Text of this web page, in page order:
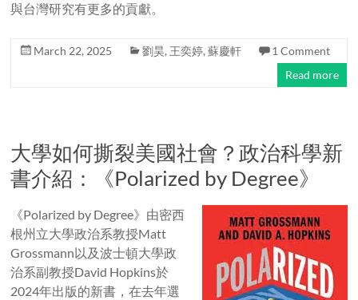
與台灣研究有更多的貢獻。
March 22, 2025 劉昊, 王奕婷,蘇慶軒
1 Comment
Read more
大學如何撕裂美國社會？政治科學新
書介紹：《Polarized by Degree》
《Polarized by Degree》由密西
根州立大學政治系教授Matt
Grossmann以及波士頓大學政
治系副教授David Hopkins於
2024年出版的新書，在去年選